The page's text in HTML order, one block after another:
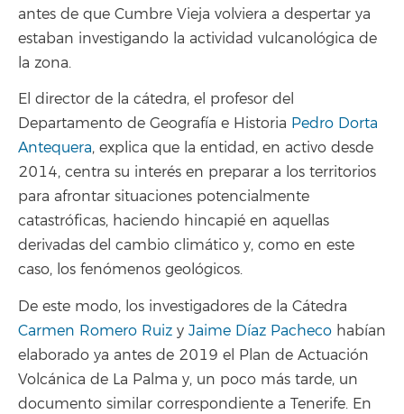
antes de que Cumbre Vieja volviera a despertar ya
estaban investigando la actividad vulcanológica de
la zona.
El director de la cátedra, el profesor del
Departamento de Geografía e Historia Pedro Dorta
Antequera, explica que la entidad, en activo desde
2014, centra su interés en preparar a los territorios
para afrontar situaciones potencialmente
catastróficas, haciendo hincapié en aquellas
derivadas del cambio climático y, como en este
caso, los fenómenos geológicos.
De este modo, los investigadores de la Cátedra
Carmen Romero Ruiz y Jaime Díaz Pacheco habían
elaborado ya antes de 2019 el Plan de Actuación
Volcánica de La Palma y, un poco más tarde, un
documento similar correspondiente a Tenerife. En